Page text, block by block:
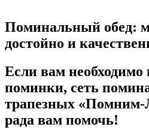
Поминальный обед:
достойно и
Если вам необходимо
поминки, сеть
трапезных «Помним-
рада вам помочь!​